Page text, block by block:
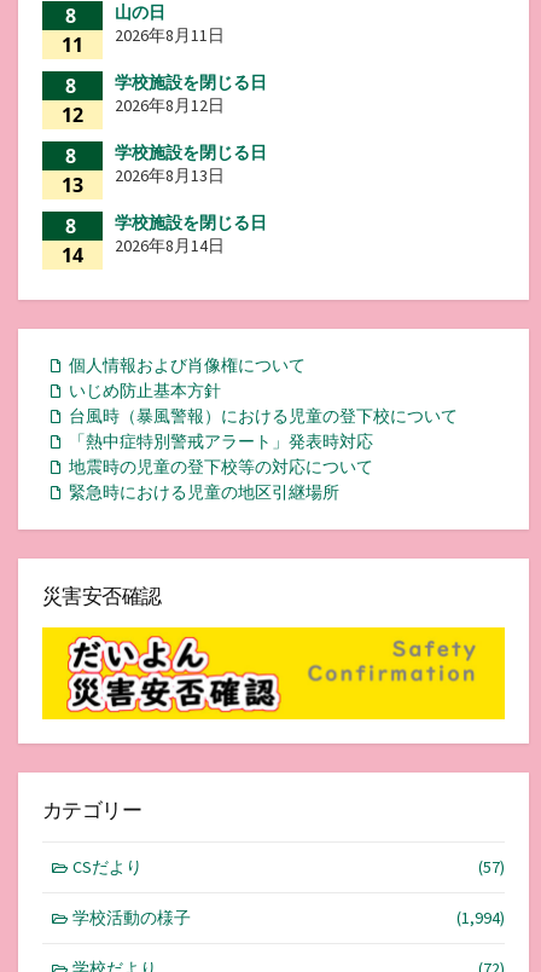
8
11
山の日
2026年8月11日
8
12
学校施設を閉じる日
2026年8月12日
8
13
学校施設を閉じる日
2026年8月13日
8
14
学校施設を閉じる日
2026年8月14日
個人情報および肖像権について
いじめ防止基本方針
台風時（暴風警報）における児童の登下校について
「熱中症特別警戒アラート」発表時対応
地震時の児童の登下校等の対応について
緊急時における児童の地区引継場所
災害安否確認
カテゴリー
CSだより (57)
学校活動の様子 (1,994)